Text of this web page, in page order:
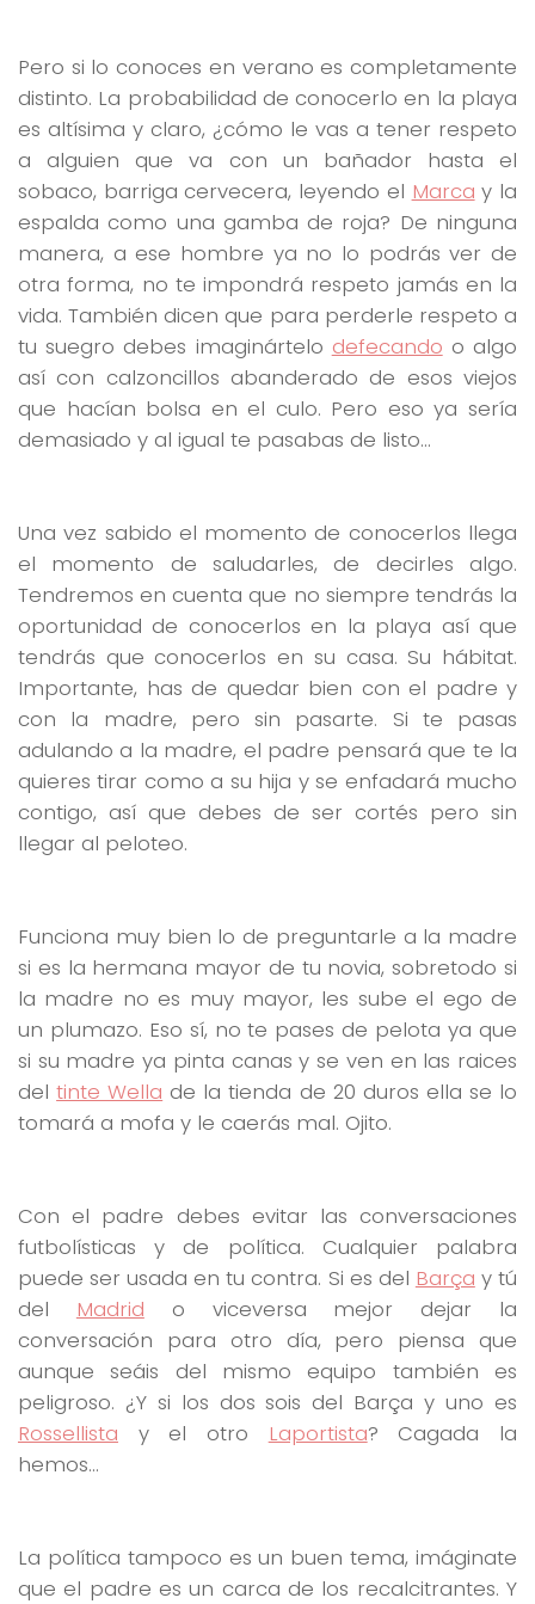
Pero si lo conoces en verano es completamente
distinto. La probabilidad de conocerlo en la playa
es altísima y claro, ¿cómo le vas a tener respeto
a alguien que va con un bañador hasta el
sobaco, barriga cervecera, leyendo el Marca y la
espalda como una gamba de roja? De ninguna
manera, a ese hombre ya no lo podrás ver de
otra forma, no te impondrá respeto jamás en la
vida. También dicen que para perderle respeto a
tu suegro debes imaginártelo defecando o algo
así con calzoncillos abanderado de esos viejos
que hacían bolsa en el culo. Pero eso ya sería
demasiado y al igual te pasabas de listo…
Una vez sabido el momento de conocerlos llega
el momento de saludarles, de decirles algo.
Tendremos en cuenta que no siempre tendrás la
oportunidad de conocerlos en la playa así que
tendrás que conocerlos en su casa. Su hábitat.
Importante, has de quedar bien con el padre y
con la madre, pero sin pasarte. Si te pasas
adulando a la madre, el padre pensará que te la
quieres tirar como a su hija y se enfadará mucho
contigo, así que debes de ser cortés pero sin
llegar al peloteo.
Funciona muy bien lo de preguntarle a la madre
si es la hermana mayor de tu novia, sobretodo si
la madre no es muy mayor, les sube el ego de
un plumazo. Eso sí, no te pases de pelota ya que
si su madre ya pinta canas y se ven en las raices
deltinte Wella de la tienda de 20 duros ella se lo
tomará a mofa y le caerás mal. Ojito.
Con el padre debes evitar las conversaciones
futbolísticas y de política. Cualquier palabra
puede ser usada en tu contra. Si es del Barça y tú
del Madrid o viceversa mejor dejar la
conversación para otro día, pero piensa que
aunque seáis del mismo equipo también es
peligroso. ¿Y si los dos sois del Barça y uno es
Rossellista y el otro Laportista? Cagada la
hemos…
La política tampoco es un buen tema, imáginate
que el padre es un carca de los recalcitrantes. Y